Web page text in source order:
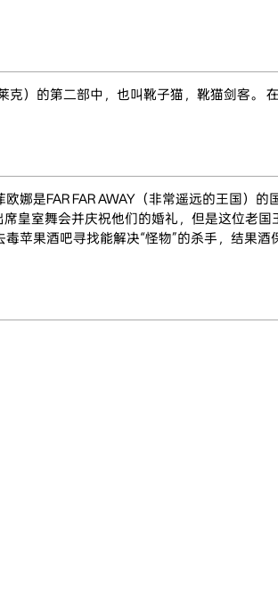
）的第二部中，也叫靴子猫，靴猫剑客。
娜是FAR FAR AWAY（非常遥远的王国）
皇室舞会并庆祝他们的婚礼，但是这位老
苹果酒吧寻找能解决“怪物”的杀手，结果